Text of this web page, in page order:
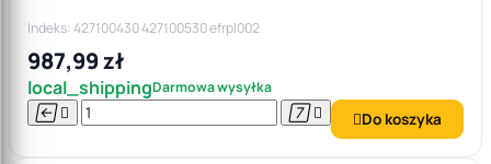
Indeks: 427100430 427100530 efrpl002
987,99 zł
local_shippingDarmowa wysyłka
    Do koszyka